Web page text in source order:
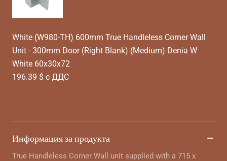
White (W980-TH) 600mm True Handleless Corner Wall
Unit - 300mm Door (Right Blank) (Medium) Denia W
White 60x30x72
196.39 $ с ДДС
Информация за продукта
True Handleless Corner Wall unit supplied with a 715 x